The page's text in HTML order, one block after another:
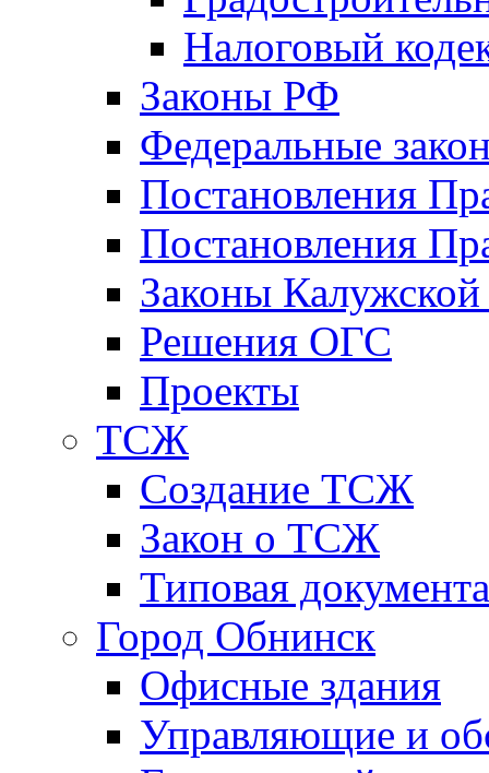
Налоговый
Законы РФ
Федеральные
Постановления
Постановления
Законы Калужской
Решения ОГС
Проекты
ТСЖ
Создание ТСЖ
Закон о ТСЖ
Типовая
Город Обнинск
Офисные здания
Управляющие и